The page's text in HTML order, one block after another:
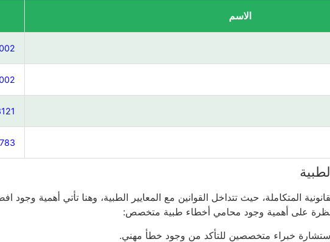
الاسم
المتكاملة، حيث تتداخل القوانين مع المعايير الطبية، وهنا تأتي أهمية
نظرة على أهمية وجود محامي أخطاء طبية متخصص:
خبراء متخصصين للتأكد من وجود خطأ مهني.